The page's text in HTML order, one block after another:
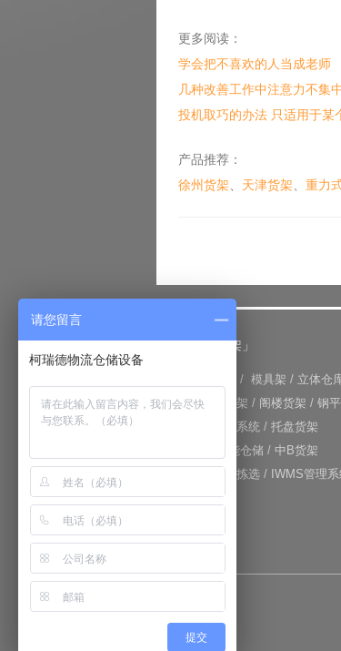
更多阅读：
学会把不喜欢的人当成老师
几种改善工作中注意力不集
投机取巧的办法 只适用于某
产品推荐：
徐州货架
天津货架 重力
「仓储货架」
/ 模具架 / 立体仓
+重力式货架 / 阁楼货架 / 钢
仓库输送系统 / 托盘货架
RFID智能仓储 / 中B货架
电子标签拣选 / IWMS管理
请您留言
柯瑞德物流仓储设备
提交